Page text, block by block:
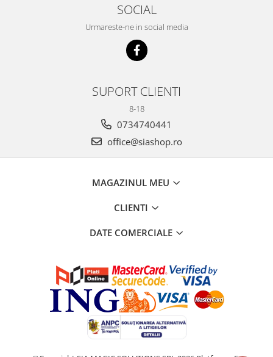
SOCIAL
Urmareste-ne in social media
SUPORT CLIENTI
8-18
0734740441
office@siashop.ro
MAGAZINUL MEU
CLIENTI
DATE COMERCIALE